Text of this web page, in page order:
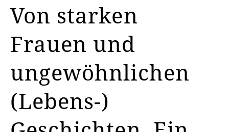
Von starken
Frauen und
ungewöhnlichen
(Lebens-)